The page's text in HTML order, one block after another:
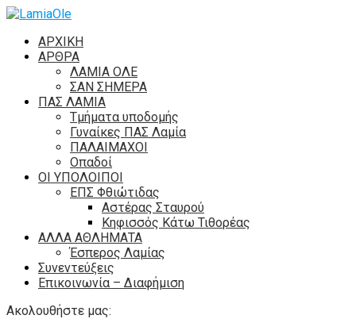
ΑΡΧΙΚΗ
ΑΡΘΡΑ
ΛΑΜΙΑ ΟΛΕ
ΣΑΝ ΣΗΜΕΡΑ
ΠΑΣ ΛΑΜΙΑ
Τμήματα υποδομής
Γυναίκες ΠΑΣ Λαμία
ΠΑΛΑΙΜΑΧΟΙ
Οπαδοί
ΟΙ ΥΠΟΛΟΙΠΟΙ
ΕΠΣ Φθιώτιδας
Αστέρας Σταυρού
Κηφισσός Κάτω Τιθορέας
ΑΛΛΑ ΑΘΛΗΜΑΤΑ
Έσπερος Λαμίας
Συνεντεύξεις
Επικοινωνία – Διαφήμιση
Ακολουθήστε μας: